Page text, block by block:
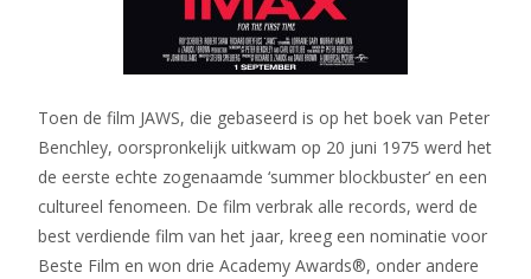
Toen de film JAWS, die gebaseerd is op het boek van Peter
Benchley, oorspronkelijk uitkwam op 20 juni 1975 werd het
de eerste echte zogenaamde ‘summer blockbuster’ en een
cultureel fenomeen. De film verbrak alle records, werd de
best verdiende film van het jaar, kreeg een nominatie voor
Beste Film en won drie Academy Awards®, onder andere